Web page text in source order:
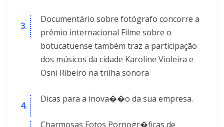
Documentário sobre fotógrafo concorre a
prêmio internacional Filme sobre o
botucatuense também traz a participação
dos músicos da cidade Karoline Violeira e
Osni Ribeiro na trilha sonora
Dicas para a inova��o da sua empresa.
Charmosas Fotos Pornogr�ficas de